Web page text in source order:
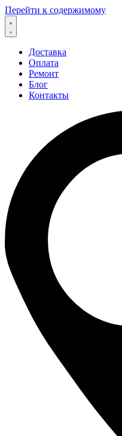
Перейти к содержимому
Доставка
Оплата
Ремонт
Блог
Контакты